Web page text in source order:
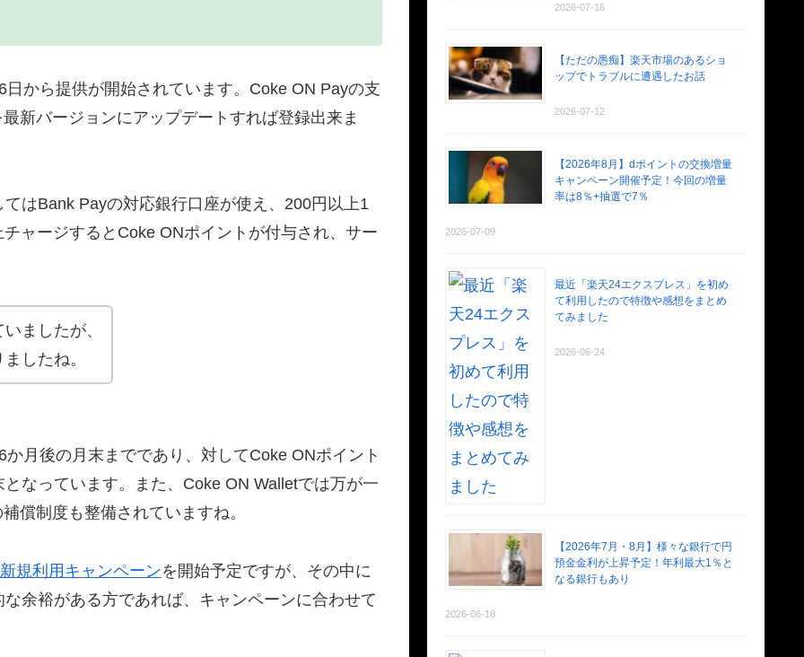
から提供が開始されています。Coke ON Payの支
新バージョンにアップデートすれば登録出来ま
はBank Payの対応銀行口座が使え、200円以上1
ャージするとCoke ONポイントが付与され、サー
ましたが、
したね。
月後の月末までであり、対してCoke ONポイント
なっています。また、Coke ON Walletでは万が一
償制度も整備されていますね。
新規利用キャンペーンを開始予定ですが、その中に
余裕がある方であれば、キャンペーンに合わせて
2026-07-16
【ただの愚痴】楽天市場のあるショ
ップでトラブルに遭遇したお話
2026-07-12
【2026年8月】dポイントの交換増量
キャンペーン開催予定！今回の増量
率は8％+抽選で7％
2026-07-09
最近「楽天24エクスプレス」を初め
て利用したので特徴や感想をまとめ
てみました
2026-06-24
【2026年7月・8月】様々な銀行で円
預金金利が上昇予定！年利最大1％と
なる銀行もあり
2026-06-18